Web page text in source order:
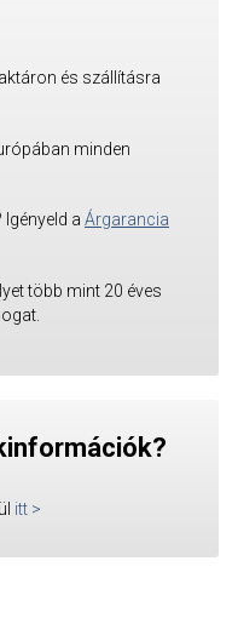
és szállításra
minden
a Árgarancia
több mint 20 éves
itt >